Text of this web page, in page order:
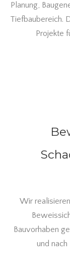
Planung,
Tiefbaubereich.
Projekte
Wir
Bauvorhaben
und